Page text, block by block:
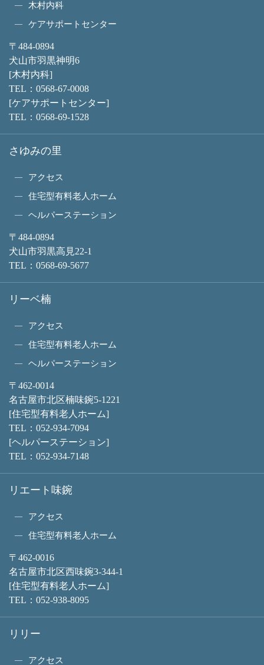
木村内科
ケアサポートセンター
〒484-0894
犬山市羽黒神明6
[木村内科]
TEL： 0568-67-0008
[ケアサポートセンター]
TEL： 0568-69-1528
さゆみの里
アクセス
住宅型有料老人ホーム
ヘルパーステーション
〒484-0894
犬山市羽黒高見22-1
TEL： 0568-69-5677
リーベ楠
アクセス
住宅型有料老人ホーム
ヘルパーステーション
〒462-0014
名古屋市北区楠味鋺5-1221
[住宅型有料老人ホーム]
TEL： 052-934-7094
[ヘルパーステーション]
TEL： 052-934-7148
リエート味鋺
アクセス
住宅型有料老人ホーム
〒462-0016
名古屋市北区西味鋺3-344-1
[住宅型有料老人ホーム]
TEL： 052-938-8095
リリー
アクセス